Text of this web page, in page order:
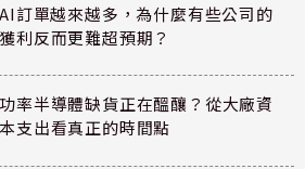
AI訂單越來越多，為什麼有些公司的
獲利反而更難超預期？
功率半導體缺貨正在醞釀？從大廠資
本支出看真正的時間點